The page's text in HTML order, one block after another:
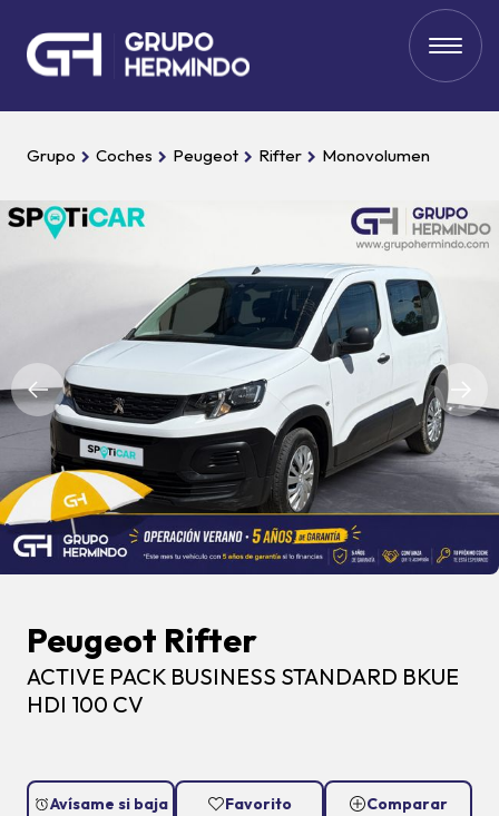
Grupo Coches Peugeot Rifter Monovolumen
Peugeot Rifter
ACTIVE PACK BUSINESS STANDARD BKUE
HDI 100 CV
Avísame si baja Favorito Comparar